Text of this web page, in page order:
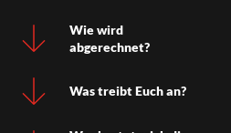
Wie wird
abgerechnet?
Was treibt Euch an?